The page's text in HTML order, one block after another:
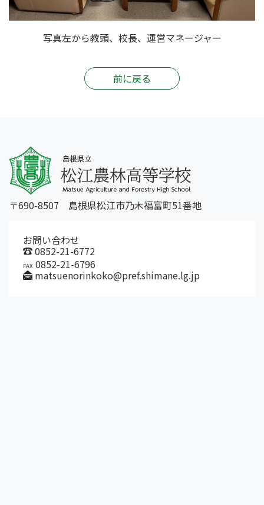
写真左から教頭、校長、運営マネージャー
前に戻る
〒690-8507 島根県松江市乃木福富町51番地
お問い合わせ
0852-21-6772
FAX 0852-21-6796
matsuenorinkoko@pref.shimane.lg.jp